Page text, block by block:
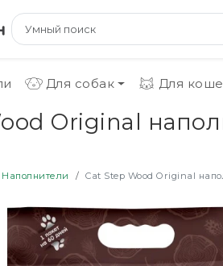
Для собак Для
Original
Наполнители Cat Step Wood Original